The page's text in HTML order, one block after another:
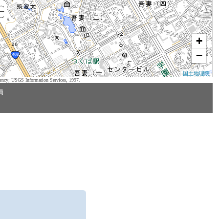
+
−
国土地理院
USGS Information Services, 1997.